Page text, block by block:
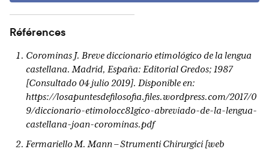
Références
Corominas J. Breve diccionario etimológico de la lengua
castellana. Madrid, España: Editorial Gredos; 1987
[Consultado 04 julio 2019]. Disponible en:
https://losapuntesdefilosofia.files.wordpress.com/2017/0
9/diccionario-etimolocc81gico-abreviado-de-la-lengua-
castellana-joan-corominas.pdf
Fermariello M. Mann – Strumenti Chirurgici [web